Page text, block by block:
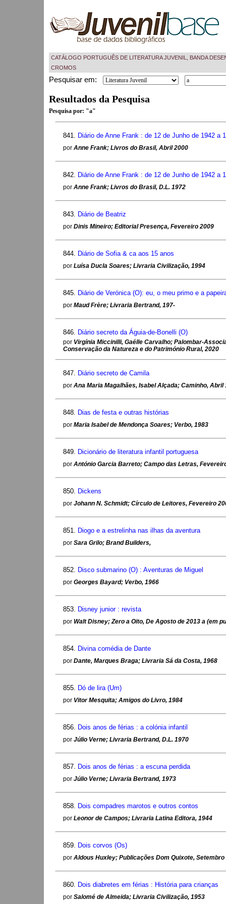
CATÁLOGO PORTUGUÊS DE LITERATURA JUVENIL, BANDA
CROMOS
Pesquisar em:
Resultados da Pesquisa
Pesquisa por: "a"
841. Diário de Anne Frank : de 12 de Junho de 1942 a
por Anne Frank; Livros do Brasil, Abril 2000
842. Diário de Anne Frank : de 12 de Junho de 1942 a
por Anne Frank; Livros do Brasil, D.L. 1972
843. Diário de Beatriz
por Dinis Mineiro; Editorial Presença, Fevereiro 2009
844. Diário de Sofia & ca aos 15 anos
por Luísa Ducla Soares; Livraria Civilização, 1994
845. Diário de Verónica (O): eu, o meu primo e a
por Maud Frère; Livraria Bertrand, 197-
846. Diário secreto da Águia-de-Bonelli (O)
por Virgínia Miccinilli, Gaélle Carvalho; Palombar-
Conservação da Natureza e do Património Rural, 2020
847. Diário secreto de Camila
por Ana Maria Magalhães, Isabel Alçada; Caminho, Abril
848. Dias de festa e outras histórias
por Maria Isabel de Mendonça Soares; Verbo, 1983
849. Dicionário de literatura infantil portuguesa
por António Garcia Barreto; Campo das Letras,
850. Dickens
por Johann N. Schmidt; Círculo de Leitores, Fevereiro
851. Diogo e a estrelinha nas ilhas da aventura
por Sara Grilo; Brand Builders,
852. Disco submarino (O) : Aventuras de Miguel
por Georges Bayard; Verbo, 1966
853. Disney junior : revista
por Walt Disney; Zero a Oito, De Agosto de 2013 a (em
854. Divina comédia de Dante
por Dante, Marques Braga; Livraria Sá da Costa, 1968
855. Dó de lira (Um)
por Vitor Mesquita; Amigos do Livro, 1984
856. Dois anos de férias : a colónia infantil
por Júlio Verne; Livraria Bertrand, D.L. 1970
857. Dois anos de férias : a escuna perdida
por Júlio Verne; Livraria Bertrand, 1973
858. Dois compadres marotos e outros contos
por Leonor de Campos; Livraria Latina Editora, 1944
859. Dois corvos (Os)
por Aldous Huxley; Publicações Dom Quixote, Setembro
860. Dois diabretes em férias : História para crianças
por Salomé de Almeida; Livraria Civilização, 1953